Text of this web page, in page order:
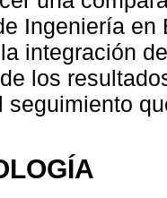
Ingeniería
integración
los
seguimiento